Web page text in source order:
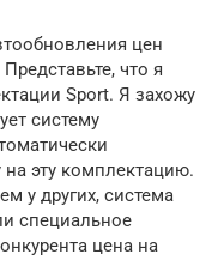
цен
что я
Sport. Я захожу
систему
эту комплектацию.
у других, система
специальное
цена на